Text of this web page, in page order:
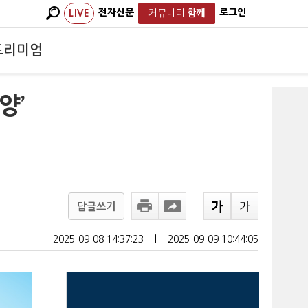
LIVE 전자신문 커뮤니티 함께 로그인
리미엄
’
답글쓰기
2025-09-08 14:37:23 2025-09-09 10:44:05